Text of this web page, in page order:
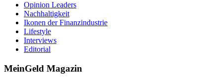
Opinion Leaders
Nachhaltigkeit
Ikonen der Finanzindustrie
Lifestyle
Interviews
Editorial
MeinGeld Magazin